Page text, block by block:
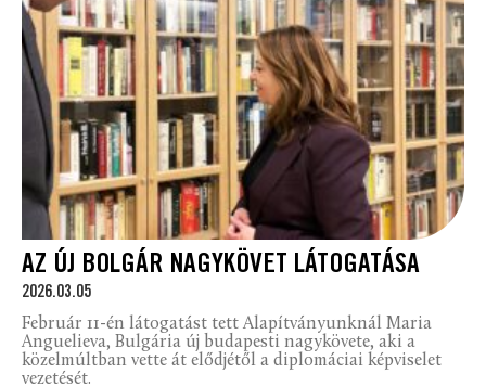
AZ ÚJ BOLGÁR NAGYKÖVET LÁTOGATÁSA
2026.03.05
Február 11-én látogatást tett Alapítványunknál Maria
Anguelieva, Bulgária új budapesti nagykövete, aki a
közelmúltban vette át elődjétől a diplomáciai képviselet
vezetését.